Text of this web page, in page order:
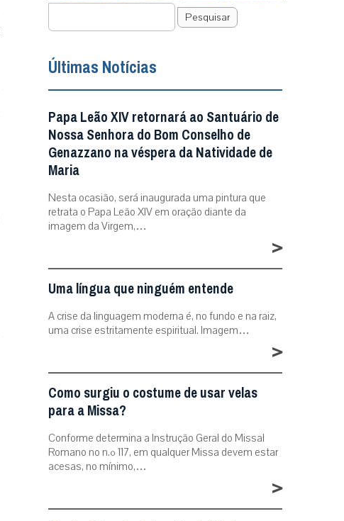
Pesquisar
Últimas Notícias
Papa Leão XIV retornará ao Santuário de
Nossa Senhora do Bom Conselho de
Genazzano na véspera da Natividade de
Maria
Nesta ocasião, será inaugurada uma pintura que
retrata o Papa Leão XIV em oração diante da
imagem da Virgem,…
>
Uma língua que ninguém entende
A crise da linguagem moderna é, no fundo e na raiz,
uma crise estritamente espiritual. Imagem…
>
Como surgiu o costume de usar velas
para a Missa?
Conforme determina a Instrução Geral do Missal
Romano no n.º 117, em qualquer Missa devem estar
acesas, no mínimo,…
>